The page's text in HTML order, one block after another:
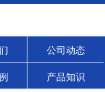
公司动态
产品知识